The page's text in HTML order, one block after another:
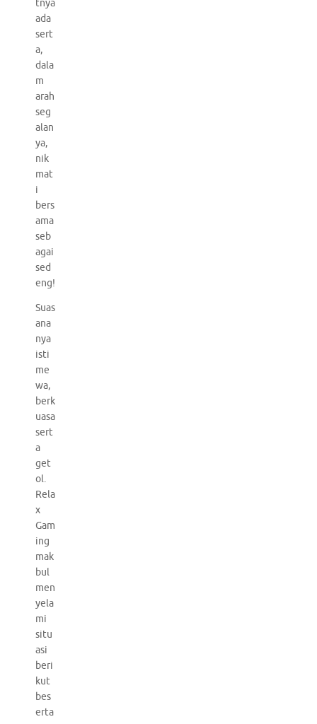
tnya
ada
sert
a,
dala
m
arah
seg
alan
ya,
nik
mat
i
bers
ama
seb
agai
sed
eng!
Suas
ana
nya
isti
me
wa,
berk
uasa
sert
a
get
ol.
Rela
x
Gam
ing
mak
bul
men
yela
mi
situ
asi
beri
kut
bes
erta